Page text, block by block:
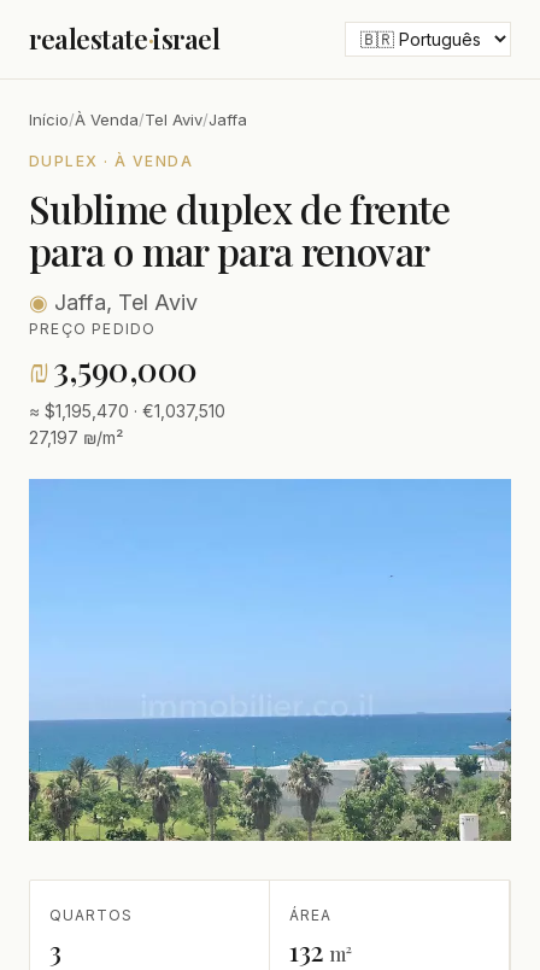
realestate·israel
Início/À Venda/Tel Aviv/Jaffa
DUPLEX · À VENDA
Sublime duplex de frente
para o mar para renovar
◉ Jaffa, Tel Aviv
PREÇO PEDIDO
₪3,590,000
≈ $1,195,470 · €1,037,510
27,197 ₪/m²
QUARTOS
3
ÁREA
132 m²